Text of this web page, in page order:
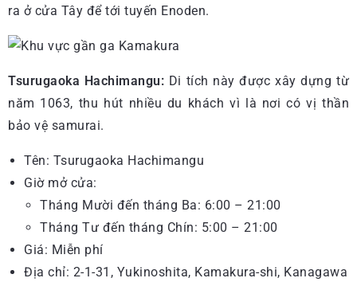
ra ở cửa Tây để tới tuyến Enoden.
Tsurugaoka Hachimangu: Di tích này được xây dựng từ
năm 1063, thu hút nhiều du khách vì là nơi có vị thần
bảo vệ samurai.
Tên: Tsurugaoka Hachimangu
Giờ mở cửa:
Tháng Mười đến tháng Ba: 6:00 – 21:00
Tháng Tư đến tháng Chín: 5:00 – 21:00
Giá: Miễn phí
Địa chỉ: 2-1-31, Yukinoshita, Kamakura-shi, Kanagawa